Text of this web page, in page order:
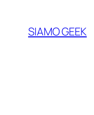
contenuto
SIAMO GEEK